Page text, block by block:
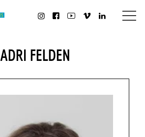
ADRI FELDEN